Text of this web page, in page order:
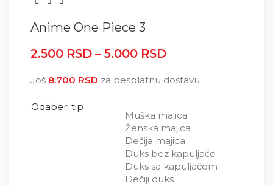
Anime One Piece 3
2.500 RSD – 5.000 RSD
5.000 RSD
Još 8.700 RSD za besplatnu dostavu
Odaberi tip
Muška majica
Ženska majica
Dečija majica
Duks bez kapuljače
Duks sa kapuljačom
Dečiji duks